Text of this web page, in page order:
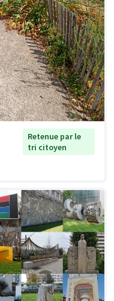
Retenue par le
tri citoyen